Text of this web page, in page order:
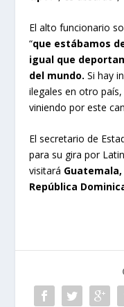
El alto funcionario
“que estábamos
igual que
del mundo. Si hay
ilegales en otro
viniendo por este
El secretario de
para su gira por
visitará Guatemala,
República